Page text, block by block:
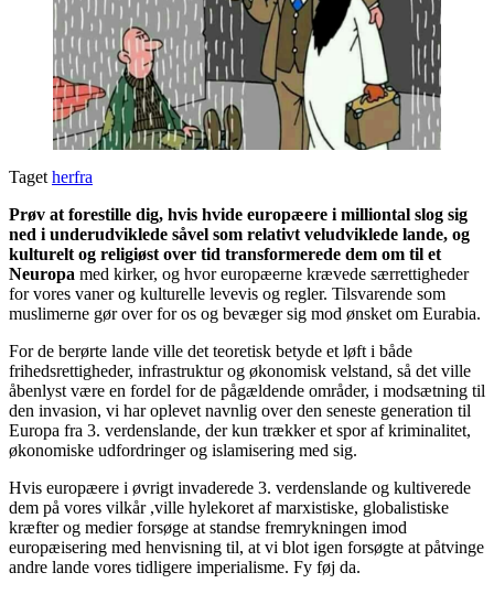
Taget herfra
Prøv at forestille dig, hvis hvide europæere i milliontal slog sig
ned i underudviklede såvel som relativt veludviklede lande, og
kulturelt og religiøst over tid transformerede dem om til et
Neuropa med kirker, og hvor europæerne krævede særrettigheder
for vores vaner og kulturelle levevis og regler. Tilsvarende som
muslimerne gør over for os og bevæger sig mod ønsket om Eurabia.
For de berørte lande ville det teoretisk betyde et løft i både
frihedsrettigheder, infrastruktur og økonomisk velstand, så det ville
åbenlyst være en fordel for de pågældende områder, i modsætning til
den invasion, vi har oplevet navnlig over den seneste generation til
Europa fra 3. verdenslande, der kun trækker et spor af kriminalitet,
økonomiske udfordringer og islamisering med sig.
Hvis europæere i øvrigt invaderede 3. verdenslande og kultiverede
dem på vores vilkår ,ville hylekoret af marxistiske, globalistiske
kræfter og medier forsøge at standse fremrykningen imod
europæisering med henvisning til, at vi blot igen forsøgte at påtvinge
andre lande vores tidligere imperialisme. Fy føj da.